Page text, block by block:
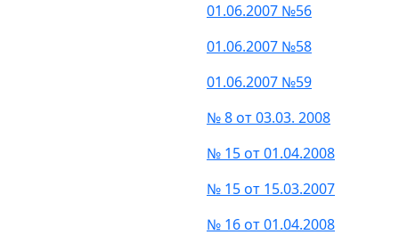
01.06.2007 №56
01.06.2007 №58
01.06.2007 №59
№ 8 от 03.03. 2008
№ 15 от 01.04.2008
№ 15 от 15.03.2007
№ 16 от 01.04.2008